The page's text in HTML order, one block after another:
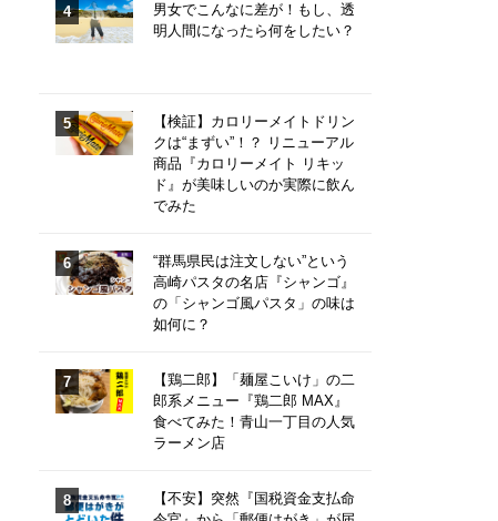
男女でこんなに差が！もし、透
明人間になったら何をしたい？
【検証】カロリーメイトドリン
クは“まずい”！？ リニューアル
商品『カロリーメイト リキッ
ド』が美味しいのか実際に飲ん
でみた
“群馬県民は注文しない”という
高崎パスタの名店『シャンゴ』
の「シャンゴ風パスタ」の味は
如何に？
【鶏二郎】「麺屋こいけ」の二
郎系メニュー『鶏二郎 MAX』
食べてみた！青山一丁目の人気
ラーメン店
【不安】突然『国税資金支払命